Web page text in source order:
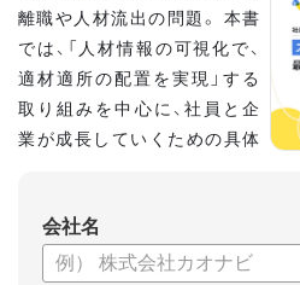
離職や人材流出の問題。 本書
では、「人材情報の可視化で、
適材適所の配置を実現」する
取り組みを中心に、社員と企
業が成長していくための具体
【資料の内容】
会社名